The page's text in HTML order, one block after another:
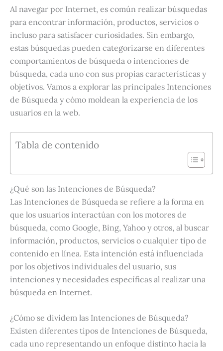
Al navegar por Internet, es común realizar búsquedas
para encontrar información, productos, servicios o
incluso para satisfacer curiosidades. Sin embargo,
estas búsquedas pueden categorizarse en diferentes
comportamientos de búsqueda o intenciones de
búsqueda, cada uno con sus propias características y
objetivos. Vamos a explorar las principales Intenciones
de Búsqueda y cómo moldean la experiencia de los
usuarios en la web.
Tabla de contenido
¿Qué son las Intenciones de Búsqueda?
Las Intenciones de Búsqueda se refiere a la forma en
que los usuarios interactúan con los motores de
búsqueda, como Google, Bing, Yahoo y otros, al buscar
información, productos, servicios o cualquier tipo de
contenido en línea. Esta intención está influenciada
por los objetivos individuales del usuario, sus
intenciones y necesidades específicas al realizar una
búsqueda en Internet.
¿Cómo se dividem las Intenciones de Búsqueda?
Existen diferentes tipos de Intenciones de Búsqueda,
cada uno representando un enfoque distinto hacia la